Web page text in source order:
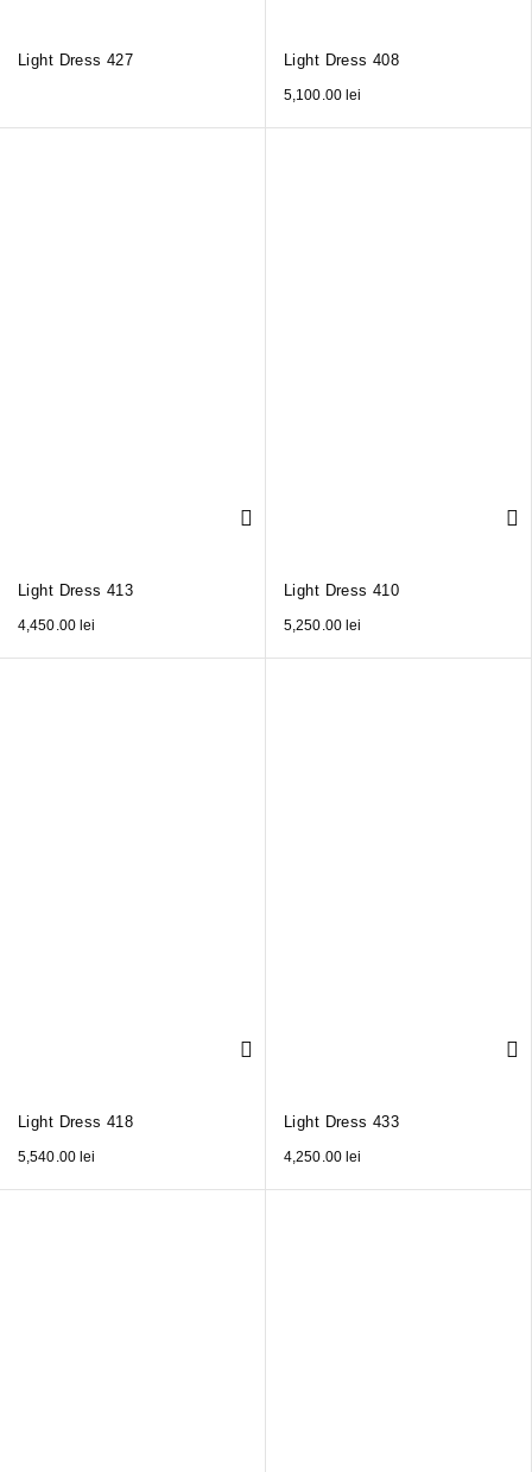
Light Dress 427 Light Dress 408
5,100.00 lei
Light Dress 413
4,450.00 lei
Light Dress 410
5,250.00 lei
Light Dress 418
5,540.00lei
Light Dress 433
4,250.00lei